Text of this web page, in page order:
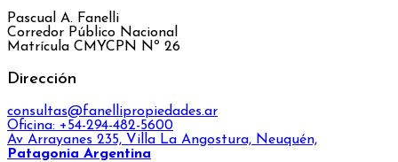
Pascual A. Fanelli
Corredor Público Nacional
Matrícula CMYCPN Nº 26
Dirección
consultas@fanellipropiedades.ar
Oficina: +54-294-482-5600
Av Arrayanes 235, Villa La Angostura, Neuquén,
Patagonia Argentina